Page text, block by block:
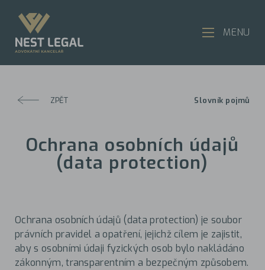
ZPĚT Slovník pojmů
Ochrana osobních údajů
(data protection)
Ochrana osobních údajů (data protection) je soubor
právních pravidel a opatření, jejichž cílem je zajistit,
aby s osobními údaji fyzických osob bylo nakládáno
zákonným, transparentním a bezpečným způsobem.
MENU